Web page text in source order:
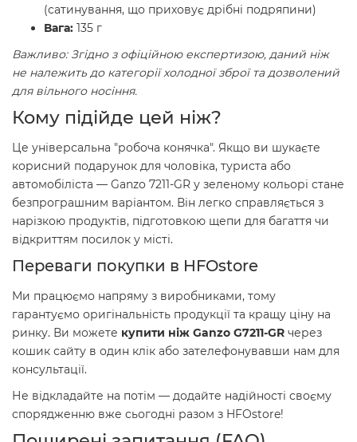
(сатинування, що приховує дрібні подряпини)
Вага: 135 г
Важливо: Згідно з офіційною експертизою, даний ніж
не належить до категорії холодної зброї та дозволений
для вільного носіння.
Кому підійде цей ніж?
Це універсальна "робоча конячка". Якщо ви шукаєте
корисний подарунок для чоловіка, туриста або
автомобіліста — Ganzo 7211-GR у зеленому кольорі стане
безпрограшним варіантом. Він легко справляється з
нарізкою продуктів, підготовкою щепи для багаття чи
відкриттям посилок у місті.
Переваги покупки в HFOstore
Ми працюємо напряму з виробниками, тому
гарантуємо оригінальність продукції та кращу ціну на
ринку. Ви можете купити ніж Ganzo G7211-GR через
кошик сайту в один клік або зателефонувавши нам для
консультації.
Не відкладайте на потім — додайте надійності своєму
спорядженню вже сьогодні разом з HFOstore!